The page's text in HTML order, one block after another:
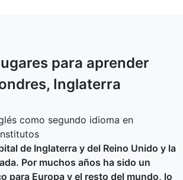
para aprender
, Inglaterra
como segundo idioma en
de Inglaterra y del Reino Unido y la
Por muchos años ha sido un
para Europa y el resto del mundo, lo